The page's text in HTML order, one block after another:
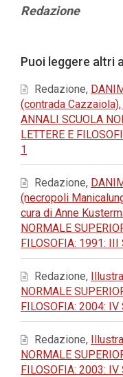
Contenuto
Redazione
dell'articolo
Puoi leggere altri
Redazione,
(contrada
ANNALI SCUOLA
LETTERE E
1
Redazione,
(necropoli
cura di Anne
NORMALE
FILOSOFIA: 1991: III
Redazione,
NORMALE
FILOSOFIA: 2004:
Redazione,
NORMALE
FILOSOFIA: 2003: